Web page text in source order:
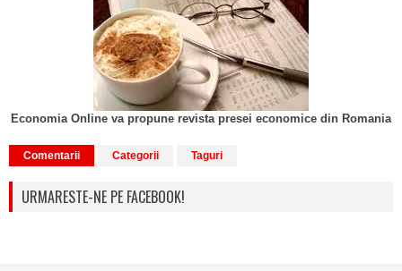
Economia Online va propune revista presei economice din Romania
Comentarii Categorii Taguri
URMARESTE-NE PE FACEBOOK!